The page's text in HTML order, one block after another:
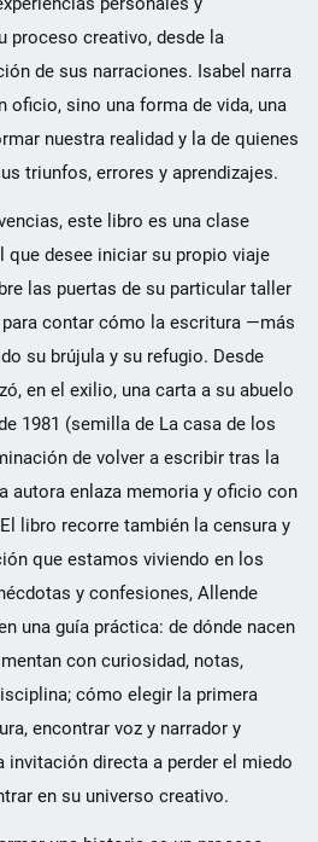
proceso creativo, desde la
de sus narraciones. Isabel narra
oficio, sino una forma de vida, una
nuestra realidad y la de quienes
triunfos, errores y aprendizajes.
este libro es una clase
que desee iniciar su propio viaje
las puertas de su particular taller
contar cómo la escritura —más
su brújula y su refugio. Desde
en el exilio, una carta a su abuelo
1981 (semilla de La casa de los
de volver a escribir tras la
autora enlaza memoria y oficio con
libro recorre también la censura y
que estamos viviendo en los
y confesiones, Allende
una guía práctica: de dónde nacen
con curiosidad, notas,
cómo elegir la primera
encontrar voz y narrador y
invitación directa a perder el miedo
en su universo creativo.